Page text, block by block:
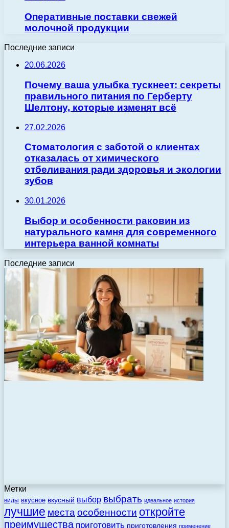
Оперативные поставки свежей
молочной продукции
Последние записи
20.06.2026
Почему ваша улыбка тускнеет: секреты
правильного питания по Герберту
Шелтону, которые изменят всё
27.02.2026
Стоматология с заботой о клиентах
отказалась от химического
отбеливания ради здоровья и экологии
зубов
30.01.2026
Выбор и особенности раковин из
натурального камня для современного
интерьера ванной комнаты
Последние записи
Метки
виды вкусное вкусный выбор выбрать идеальное история
лучшие места особенности откройте
преимущества приготовить приготовления применение